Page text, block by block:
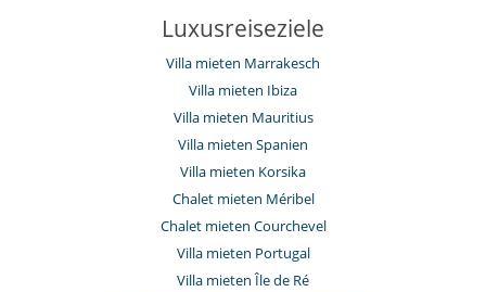
Luxusreiseziele
Villa mieten Marrakesch
Villa mieten Ibiza
Villa mieten Mauritius
Villa mieten Spanien
Villa mieten Korsika
Chalet mieten Méribel
Chalet mieten Courchevel
Villa mieten Portugal
Villa mieten Île de Ré